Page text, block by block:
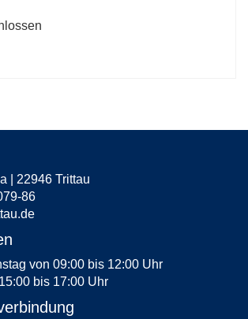
| 22946 Trittau
86
von 09:00 bis 12:00 Uhr
bis 17:00 Uhr